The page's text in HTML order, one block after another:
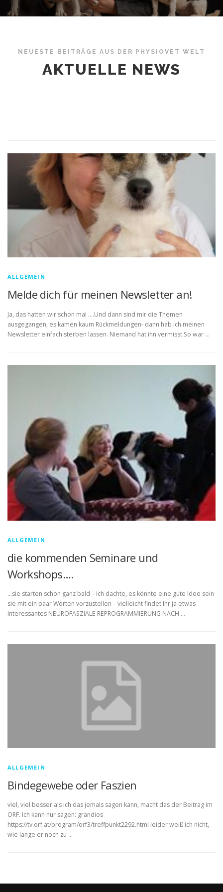
NEUESTE BEITRÄGE AUS DER PHYSIOVET WELT
AKTUELLE NEWS
ALLGEMEIN
Melde dich für meinen Newsletter an!
Ja, das hatten wir schon mal ….Und dann sind mir die Themen
ausgegangen, es kamen kaum Rückmeldungen- dann hab ich meinen
Newsletter einfach sterben lassen. Niemand hat ihn vermisst.So war …
ALLGEMEIN
die kommenden Seminare und
Workshops….
…sie starten schon ganz bald – ich dachte, es könnte eine gute Idee sein
sie mit ein paar Worten vorzustellen – vielleicht findet Ihr ja etwas
Interessantes NEUROFASZIALE REPROGRAMMIERUNG NACH …
ALLGEMEIN
Bindegewebe oder Faszien
viel, viel besser als ich das jemals sagen kann, macht das der Beitrag im
ORF. Ich kann nur sagen: grandios
https://tv.orf.at/program/orf3/treffpunkt2292.html leider weiß ich nicht,
wie lange er noch zu …